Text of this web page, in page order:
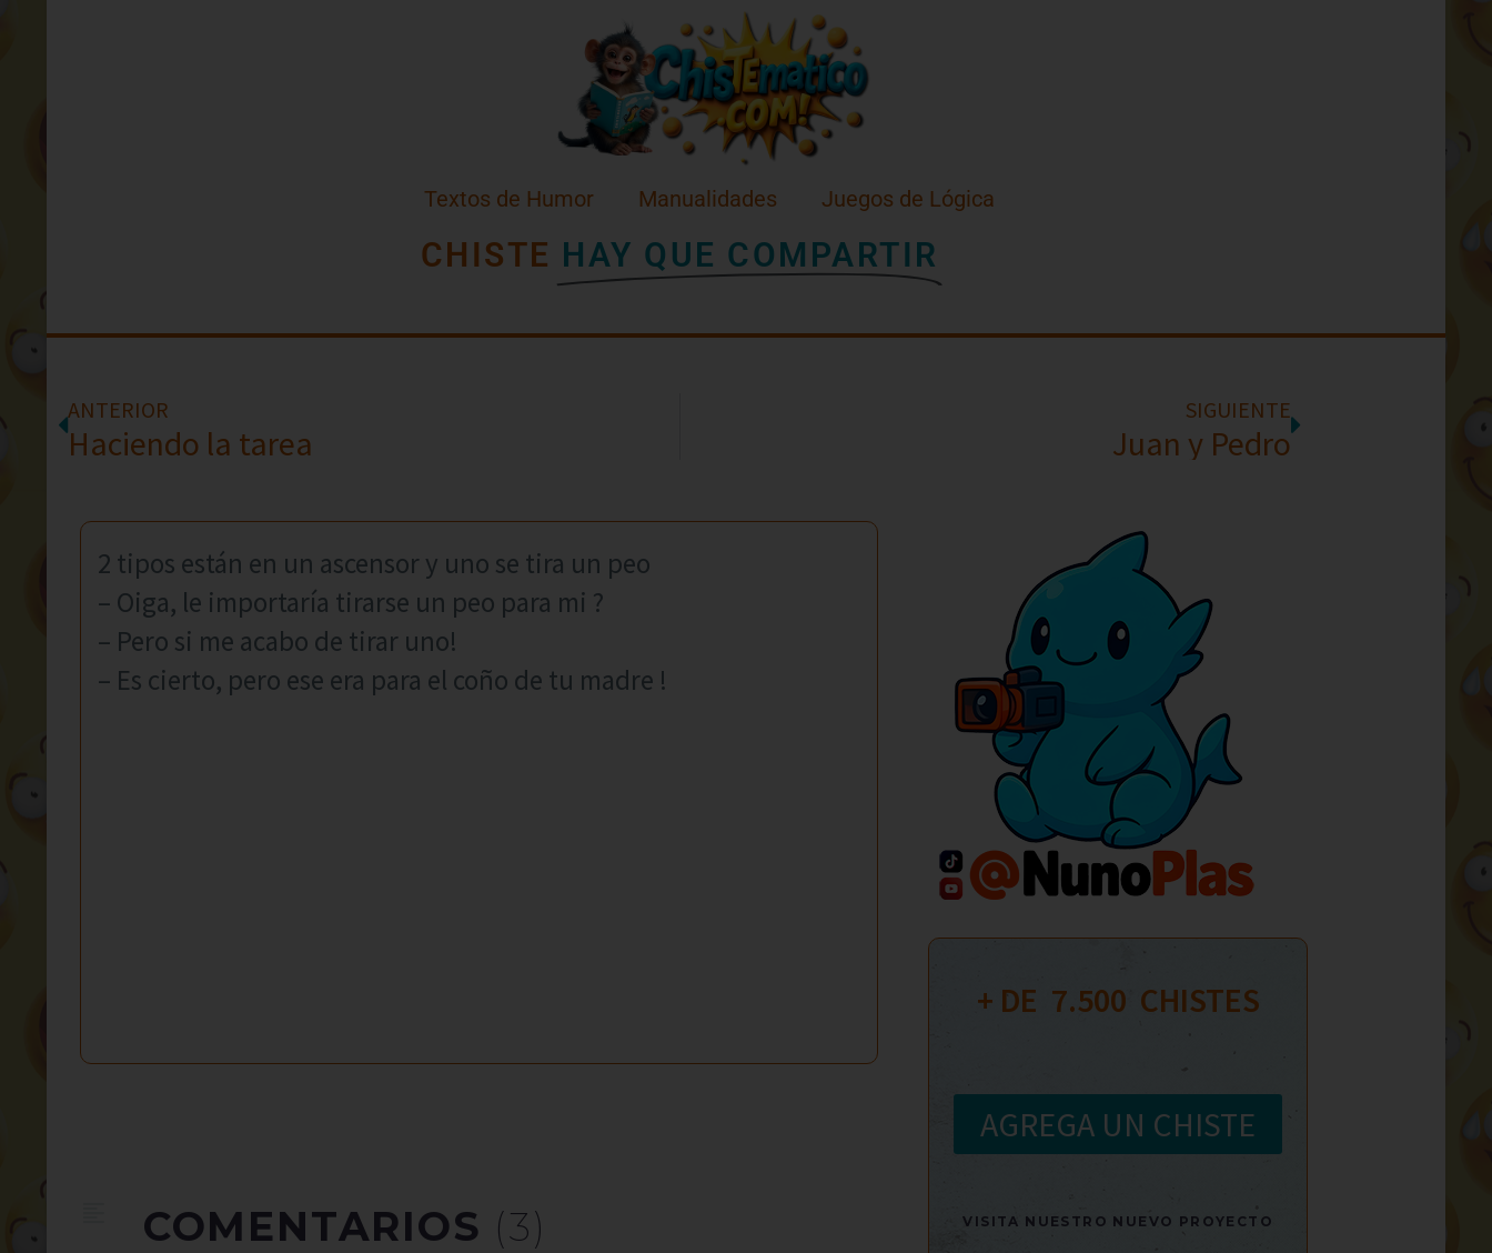
Textos de Humor Manualidades Juegos de Lógica
CHISTE HAY QUE COMPARTIR
ANTERIOR
Haciendo la tarea
SIGUIENTE
Juan y Pedro
2 tipos están en un ascensor y uno se tira un peo
– Oiga, le importaría tirarse un peo para mi ?
– Pero si me acabo de tirar uno!
– Es cierto, pero ese era para el coño de tu madre !
COMENTARIOS (3)
+ DE 7.500
  CHISTES
AGREGA UN CHISTE
VISITA NUESTRO NUEVO PROYECTO